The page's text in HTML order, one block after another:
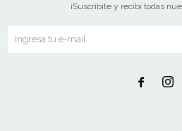
¡Suscribite y recibí todas
 